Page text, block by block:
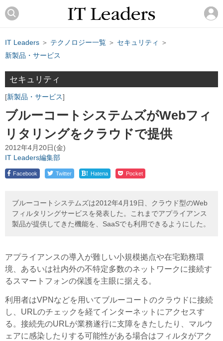
IT Leaders ＞ テクノロジー一覧 ＞ セキュリティ
＞
新製品・サービス
セキュリティ
新製品・サービス
ブルーコートシステムズがWebフィ
リタリングをクラウドで提供
2012年4月20日(金)
IT Leaders編集部
Facebook Twitter ! Hatena Pocket
ブルーコートシステムズは2012年4月19日、クラウド型のWeb
フィルタリングサービスを発表した。これまでアプライアンス
製品が提供してきた機能を、SaaSでも利用できるようにした。
アプライアンスの導入が難しい小規模拠点や在宅勤務環
境、あるいは社内外の不特定多数のネットワークに接続す
るスマートフォンの保護を主眼に据える。
利用者はVPNなどを用いてブルーコートのクラウドに接続
し、URLのチェックを経てインターネットにアクセスす
る。接続先のURLが業務遂行に支障をきたしたり、マルウ
ェアに感染したりする可能性がある場合はフィルタがアク